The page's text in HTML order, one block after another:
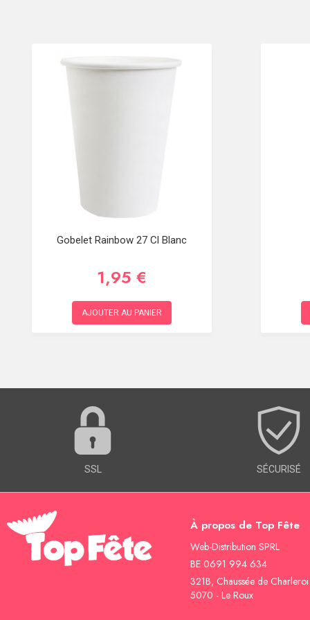
Gobelet Rainbow 27 Cl Blanc
1,95 €
AJOUTER AU PANIER
SSL SÉCURISÉ
À propos de Top Fête
Web-Distribution SPRL
BE 0691 994 634
321B, Chaussée de Charleroi
5070 - Le Roux